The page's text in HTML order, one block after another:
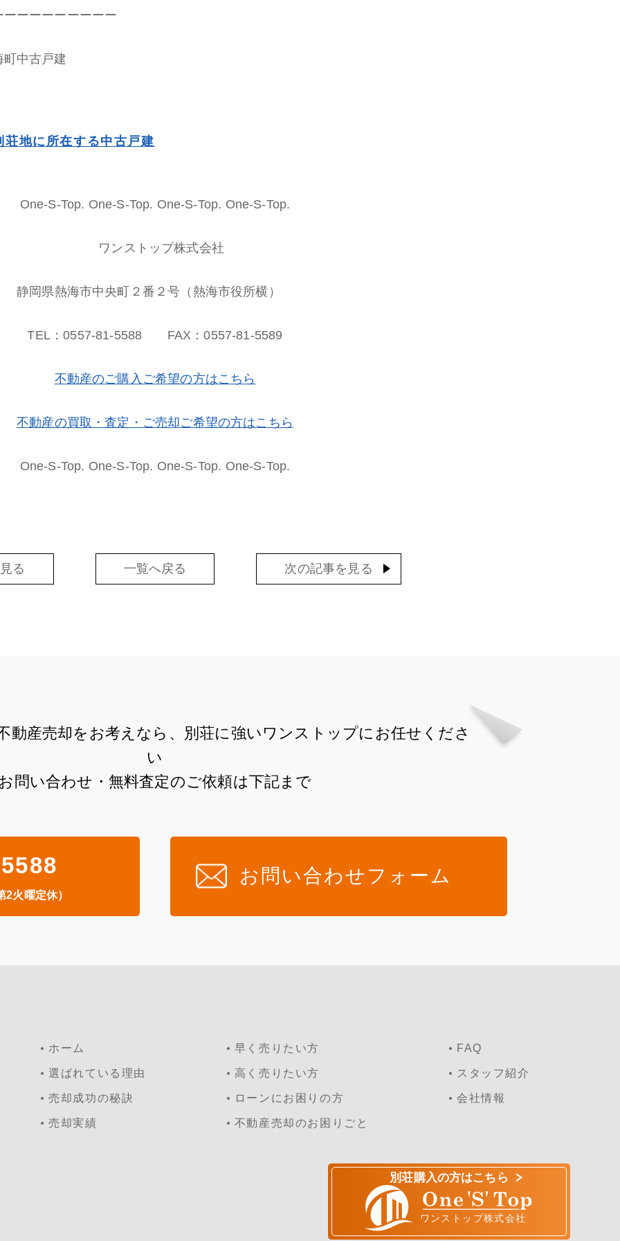
ーーーーーーーー
中古戸建
地に所在する中古戸建
One-S-Top. One-S-Top. One-S-Top. One-S-Top.
ワンストップ株式会社
静岡県熱海市中央町２番２号（熱海市役所横）
TEL：0557-81-5588 FAX：0557-81-5589
不動産のご購入ご希望の方はこちら
不動産の買取・査定・ご売却ご希望の方はこちら
One-S-Top. One-S-Top. One-S-Top. One-S-Top.
る 一覧へ戻る 次の記事を見る
動産売却をお考えなら、 別荘に強いワンストップにお任せくださ
い
問い合わせ・無料査定のご依頼は下記まで
火曜定休）
お問い合わせフォーム
ホーム
選ばれている理由
売却成功の秘訣
売却実績
早く売りたい方
高く売りたい方
ローンにお困りの方
不動産売却のお困りごと
FAQ
スタッフ紹介
会社情報
別荘購入の方はこちら
ワンストップ株式会社